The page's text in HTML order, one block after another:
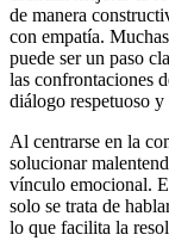
de manera
con empatía.
puede ser un paso
las confrontaciones
diálogo respetuoso
Al centrarse en la
solucionar
vínculo emocional.
solo se trata de
lo que facilita la